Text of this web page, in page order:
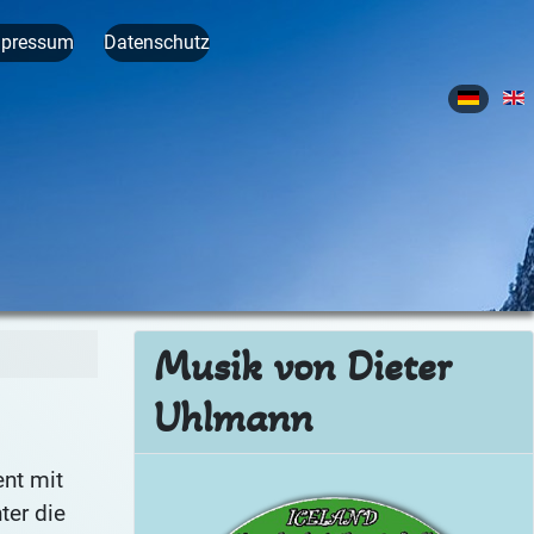
Datenschutz
Sprache
mit
die
Musik von Dieter
Uhlmann